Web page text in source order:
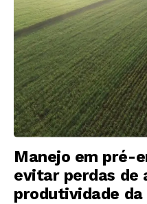
Manejo em pré-
evitar perdas de
produtividade da